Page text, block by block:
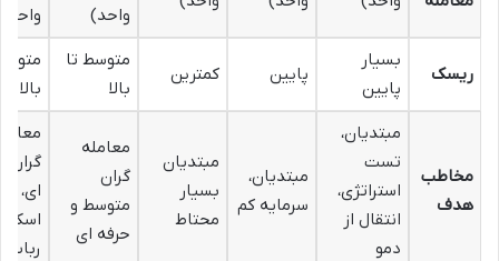
واحد) واحد)
ریسک
بسیار
پایین
پایین کمترین
متوسط تا
بالا
بالا
مخاطب
هدف
مبتدیان،
تست
استراتژی،
انتقال از
دمو
مبتدیان،
سرمایه کم
مبتدیان
بسیار
محتاط
معامله
گران
متوسط و
حرفه ای
گران
ای،
ربات